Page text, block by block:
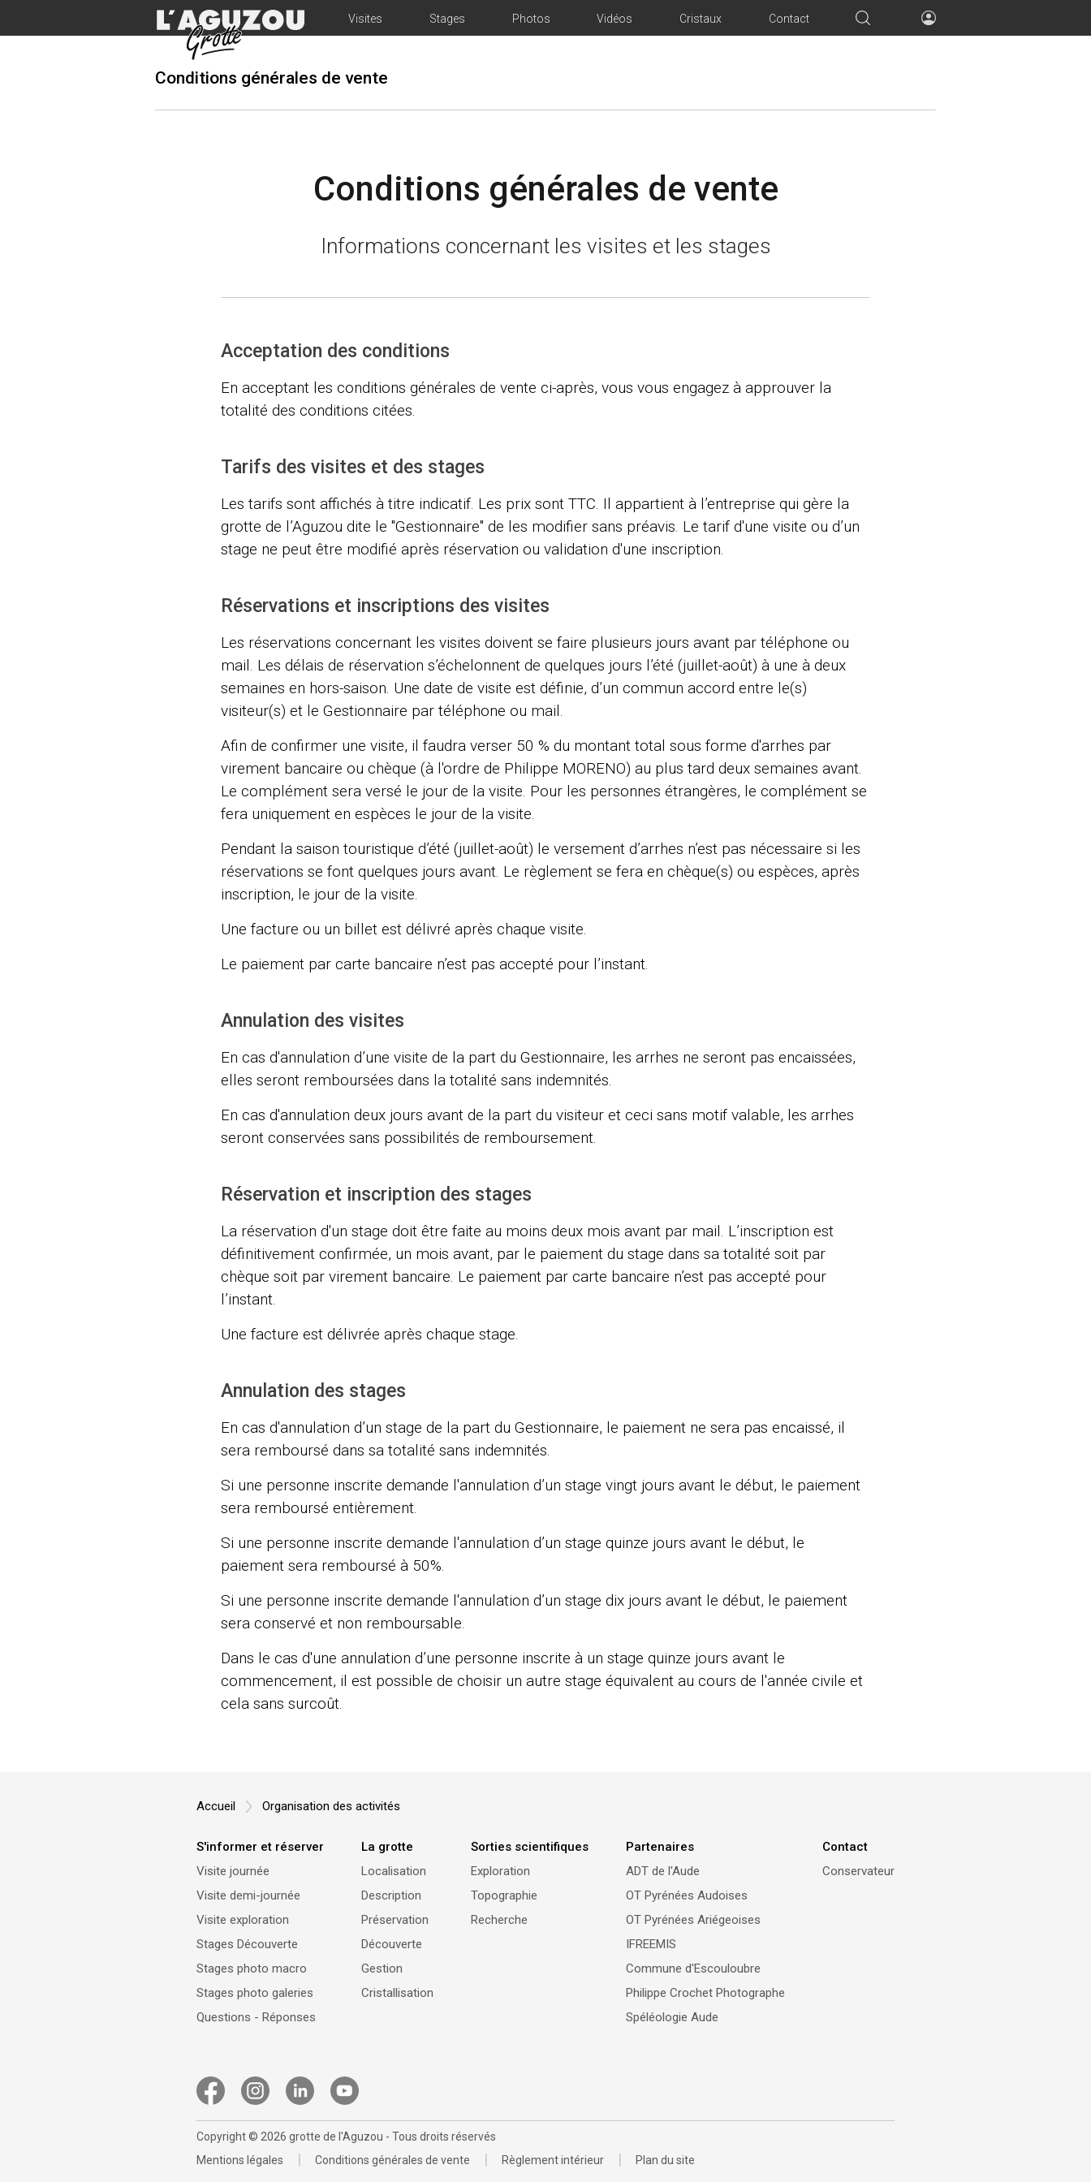
Visites Stages Photos Vidéos Cristaux Contact
Conditions générales de vente
Conditions générales de vente
Informations concernant les visites et les stages
Acceptation des conditions
En acceptant les conditions générales de vente ci-après, vous vous engagez à approuver la
totalité des conditions citées.
Tarifs des visites et des stages
Les tarifs sont affichés à titre indicatif. Les prix sont TTC. Il appartient à l’entreprise qui gère la
grotte de l’Aguzou dite le "Gestionnaire" de les modifier sans préavis. Le tarif d'une visite ou d’un
stage ne peut être modifié après réservation ou validation d'une inscription.
Réservations et inscriptions des visites
Les réservations concernant les visites doivent se faire plusieurs jours avant par téléphone ou
mail. Les délais de réservation s’échelonnent de quelques jours l’été (juillet-août) à une à deux
semaines en hors-saison. Une date de visite est définie, d’un commun accord entre le(s)
visiteur(s) et le Gestionnaire par téléphone ou mail.
Afin de confirmer une visite, il faudra verser 50 % du montant total sous forme d'arrhes par
virement bancaire ou chèque (à l'ordre de Philippe MORENO) au plus tard deux semaines avant.
Le complément sera versé le jour de la visite. Pour les personnes étrangères, le complément se
fera uniquement en espèces le jour de la visite.
Pendant la saison touristique d’été (juillet-août) le versement d’arrhes n’est pas nécessaire si les
réservations se font quelques jours avant. Le règlement se fera en chèque(s) ou espèces, après
inscription, le jour de la visite.
Une facture ou un billet est délivré après chaque visite.
Le paiement par carte bancaire n’est pas accepté pour l’instant.
Annulation des visites
En cas d'annulation d’une visite de la part du Gestionnaire, les arrhes ne seront pas encaissées,
elles seront remboursées dans la totalité sans indemnités.
En cas d'annulation deux jours avant de la part du visiteur et ceci sans motif valable, les arrhes
seront conservées sans possibilités de remboursement.
Réservation et inscription des stages
La réservation d'un stage doit être faite au moins deux mois avant par mail. L’inscription est
définitivement confirmée, un mois avant, par le paiement du stage dans sa totalité soit par
chèque soit par virement bancaire. Le paiement par carte bancaire n’est pas accepté pour
l’instant.
Une facture est délivrée après chaque stage.
Annulation des stages
En cas d'annulation d’un stage de la part du Gestionnaire, le paiement ne sera pas encaissé, il
sera remboursé dans sa totalité sans indemnités.
Si une personne inscrite demande l'annulation d’un stage vingt jours avant le début, le paiement
sera remboursé entièrement.
Si une personne inscrite demande l'annulation d’un stage quinze jours avant le début, le
paiement sera remboursé à 50%.
Si une personne inscrite demande l'annulation d’un stage dix jours avant le début, le paiement
sera conservé et non remboursable.
Dans le cas d'une annulation d’une personne inscrite à un stage quinze jours avant le
commencement, il est possible de choisir un autre stage équivalent au cours de l'année civile et
cela sans surcoût.
Accueil Organisation des activités
S'informer et réserver
Visite journée
Visite demi-journée
Visite exploration
Stages Découverte
Stages photo macro
Stages photo galeries
Questions - Réponses
La grotte
Localisation
Description
Préservation
Découverte
Gestion
Cristallisation
Sorties scientifiques
Exploration
Topographie
Recherche
Partenaires
ADT de l'Aude
OT Pyrénées Audoises
OT Pyrénées Ariégeoises
IFREEMIS
Commune d'Escouloubre
Philippe Crochet Photographe
Spéléologie Aude
Contact
Conservateur
Copyright © 2026 grotte de l'Aguzou - Tous droits réservés
Mentions légales
| Conditions générales de vente | Règlement intérieur | Plan du site